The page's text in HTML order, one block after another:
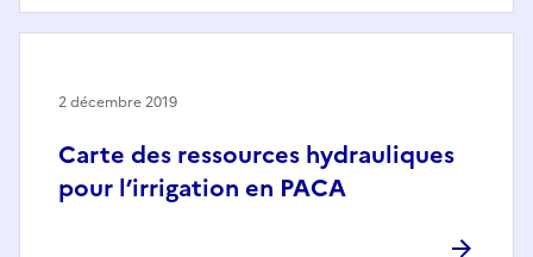
Carte des ressources hydrauliques
pour l’irrigation en PACA
2 décembre 2019